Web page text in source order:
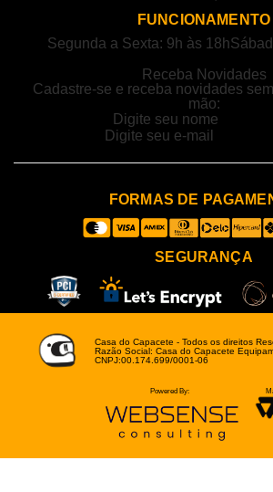
FUNCIONAMENTO
Segunda a Sexta: 9h às 18h
Receba Novidades
Cadastre-se e receba novidades
mão:
FORMAS DE
SEGURANÇA
Casa do Capacete - Todos os direitos
Razão Social: Casa do Capacete
CNPJ:00.174.699/0001-06
Powered By: